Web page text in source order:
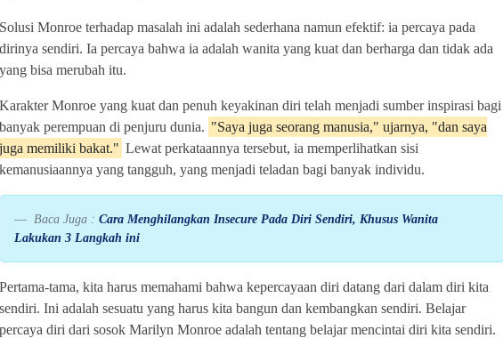
Solusi Monroe terhadap masalah ini adalah sederhana namun efektif: ia percaya pada
dirinya sendiri. Ia percaya bahwa ia adalah wanita yang kuat dan berharga dan tidak ada
yang bisa merubah itu.
Karakter Monroe yang kuat dan penuh keyakinan diri telah menjadi sumber inspirasi bagi
banyak perempuan di penjuru dunia. "Saya juga seorang manusia," ujarnya, "dan saya
juga memiliki bakat." Lewat perkataannya tersebut, ia memperlihatkan sisi
kemanusiaannya yang tangguh, yang menjadi teladan bagi banyak individu.
Baca Juga : Cara Menghilangkan Insecure Pada Diri Sendiri, Khusus Wanita
Lakukan 3 Langkah ini
Pertama-tama, kita harus memahami bahwa kepercayaan diri datang dari dalam diri kita
sendiri. Ini adalah sesuatu yang harus kita bangun dan kembangkan sendiri. Belajar
percaya diri dari sosok Marilyn Monroe adalah tentang belajar mencintai diri kita sendiri.